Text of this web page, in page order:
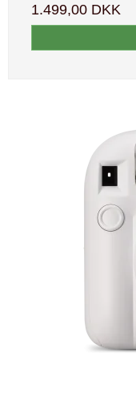
1.499,00 DKK